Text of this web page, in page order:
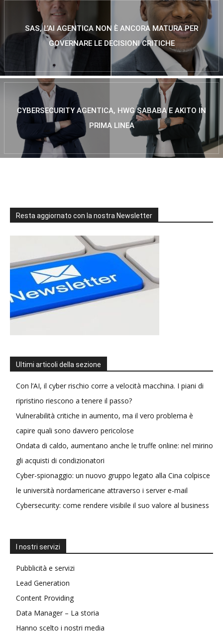
SAS, L’AI AGENTICA NON È ANCORA MATURA PER
GOVERNARE LE DECISIONI CRITICHE
CYBERSECURITY AGENTICA, HWG SABABA E AKITO IN
PRIMA LINEA
Resta aggiornato con la nostra Newsletter
Ultimi articoli della sezione
Con l’AI, il cyber rischio corre a velocità macchina. I piani di
ripristino riescono a tenere il passo?
Vulnerabilità critiche in aumento, ma il vero problema è
capire quali sono davvero pericolose
Ondata di caldo, aumentano anche le truffe online: nel mirino
gli acquisti di condizionatori
Cyber-spionaggio: un nuovo gruppo legato alla Cina colpisce
le università nordamericane attraverso i server e-mail
Cybersecurity: come rendere visibile il suo valore al business
I nostri servizi
Pubblicità e servizi
Lead Generation
Content Providing
Data Manager – La storia
Hanno scelto i nostri media